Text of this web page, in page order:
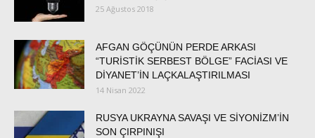
25 Ağustos 2018
AFGAN GÖÇÜNÜN PERDE ARKASI
“TURİSTİK SERBEST BÖLGE” FACİASI VE
DİYANET’İN LAÇKALAŞTIRILMASI
14 Nisan 2022
RUSYA UKRAYNA SAVAŞI VE SİYONİZM’İN
SON ÇIRPINIŞI